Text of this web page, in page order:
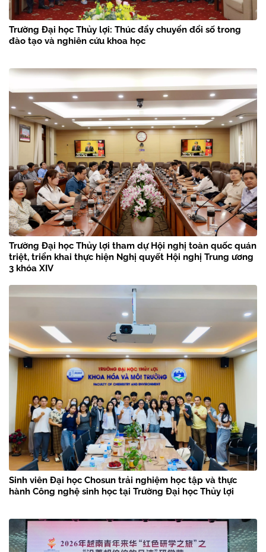
Trường Đại học Thủy lợi: Thúc đẩy chuyển đổi số trong
đào tạo và nghiên cứu khoa học
Trường Đại học Thủy lợi tham dự Hội nghị toàn quốc quán
triệt, triển khai thực hiện Nghị quyết Hội nghị Trung ương
3 khóa XIV
Sinh viên Đại học Chosun trải nghiệm học tập và thực
hành Công nghệ sinh học tại Trường Đại học Thủy lợi